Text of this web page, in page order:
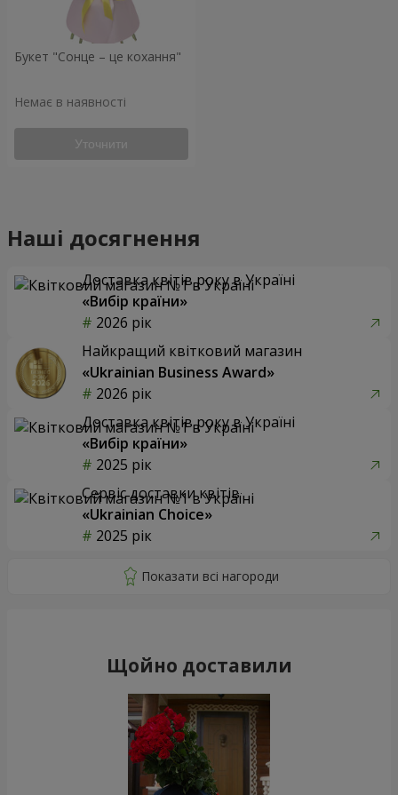
Букет "Сонце – це кохання"
Немає в наявності
Уточнити
Наші досягнення
Доставка квітів року в Україні
«Вибір країни»
2026 рік
Найкращий квітковий магазин
«Ukrainian Business Award»
2026 рік
Доставка квітів року в Україні
«Вибір країни»
2025 рік
Сервіс доставки квітів
«Ukrainian Choice»
2025 рік
Щойно доставили